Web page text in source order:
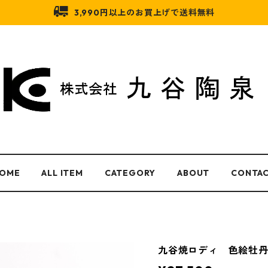
3,990円以上のお買上げで送料無料
ALL ITEM CATEGORY ABOUT
九谷焼ロディ 色絵牡